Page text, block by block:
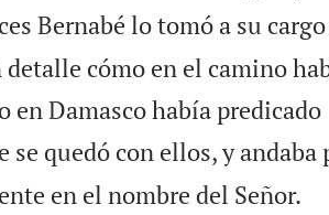
Bernabé lo tomó a su
cómo en el camino
en Damasco había predicado
se quedó con ellos, y andaba
en el nombre del Señor.